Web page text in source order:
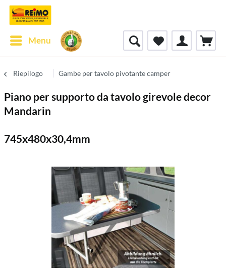
Menu
Riepilogo Gambe per tavolo pivotante camper
Piano per supporto da tavolo girevole decor
Mandarin
745x480x30,4mm